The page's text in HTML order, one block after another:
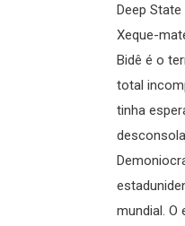
Deep
Xeque-
Bidê é o
total
tinha
mundial.